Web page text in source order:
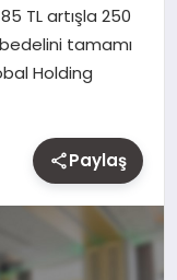
TL artışla 250
bedelini tamamı
Holding
Paylaş